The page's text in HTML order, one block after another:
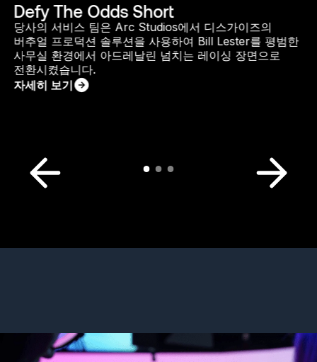
Defy The Odds Short
당사의 서비스 팀은 Arc Studios에서 디스가이즈의
버추얼 프로덕션 솔루션을 사용하여 Bill Lester를 평범한
사무실 환경에서 아드레날린 넘치는 레이싱 장면으로
전환시켰습니다.
자세히 보기